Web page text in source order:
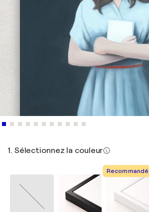
1. Sélectionnez la couleur
Recommandé